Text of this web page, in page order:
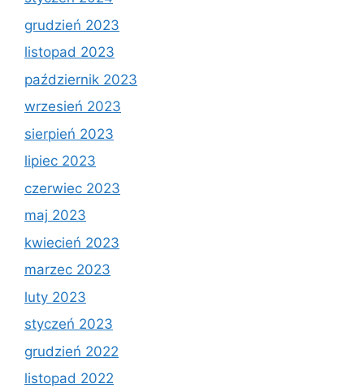
grudzień 2023
listopad 2023
październik 2023
wrzesień 2023
sierpień 2023
lipiec 2023
czerwiec 2023
maj 2023
kwiecień 2023
marzec 2023
luty 2023
styczeń 2023
grudzień 2022
listopad 2022